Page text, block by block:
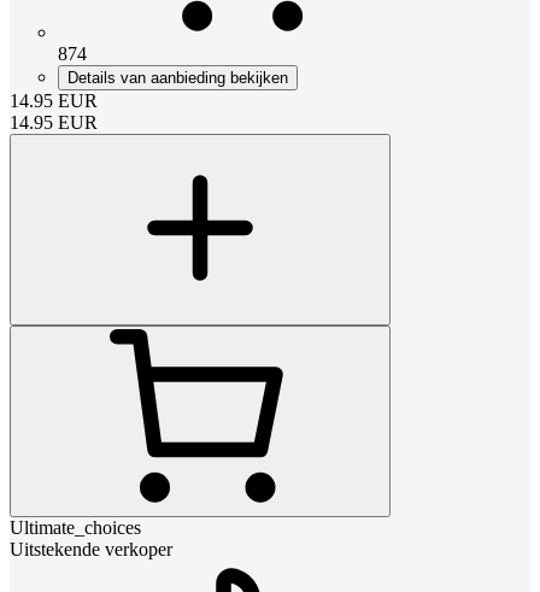
874
Details van aanbieding bekijken
14.95 EUR
14.95 EUR
Ultimate_choices
Uitstekende verkoper